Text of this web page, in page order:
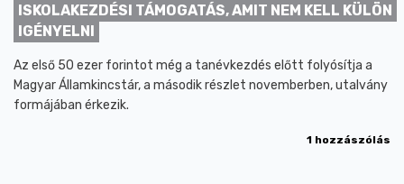
ISKOLAKEZDÉSI TÁMOGATÁS, AMIT NEM KELL KÜLÖN
IGÉNYELNI
Az első 50 ezer forintot még a tanévkezdés előtt folyósítja a
Magyar Államkincstár, a második részlet novemberben, utalvány
formájában érkezik.
1 hozzászólás